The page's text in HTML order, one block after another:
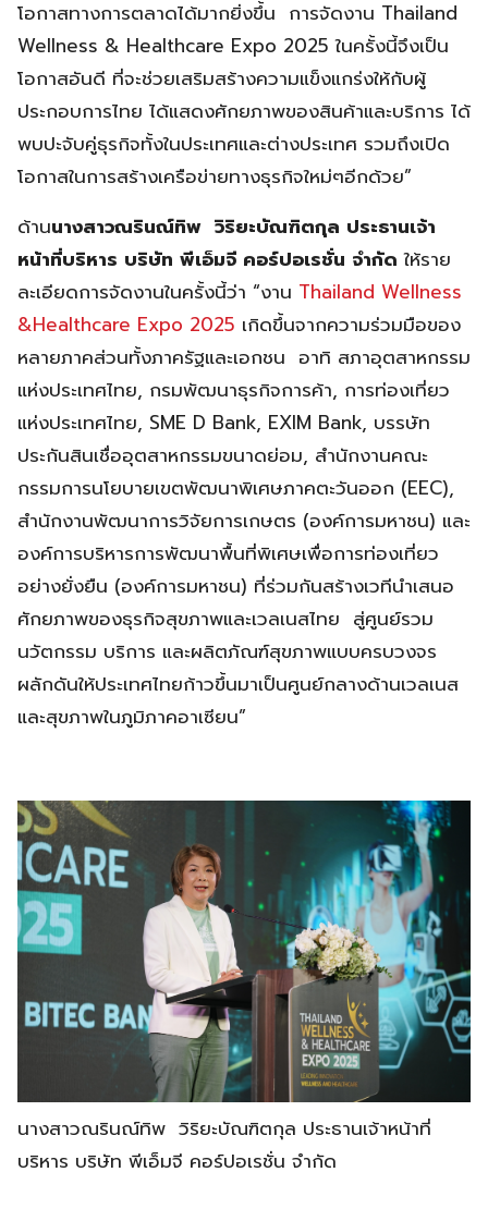
โอกาสทางการตลาดได้มากยิ่งขึ้น การจัดงาน Thailand
Wellness & Healthcare Expo 2025 ในครั้งนี้จึงเป็น
โอกาสอันดี ที่จะช่วยเสริมสร้างความแข็งแกร่งให้กับผู้
ประกอบการไทย ได้แสดงศักยภาพของสินค้าและบริการ ได้
พบปะจับคู่ธุรกิจทั้งในประเทศและต่างประเทศ รวมถึงเปิด
โอกาสในการสร้างเครือข่ายทางธุรกิจใหม่ๆอีกด้วย”
ด้านนางสาวณรินณ์ทิพ วิริยะบัณฑิตกุล ประธานเจ้า
หน้าที่บริหาร บริษัท พีเอ็มจี คอร์ปอเรชั่น จำกัด ให้ราย
ละเอียดการจัดงานในครั้งนี้ว่า “งาน Thailand Wellness
&Healthcare Expo 2025 เกิดขึ้นจากความร่วมมือของ
หลายภาคส่วนทั้งภาครัฐและเอกชน อาทิ สภาอุตสาหกรรม
แห่งประเทศไทย, กรมพัฒนาธุรกิจการค้า, การท่องเที่ยว
แห่งประเทศไทย, SME D Bank, EXIM Bank, บรรษัท
ประกันสินเชื่ออุตสาหกรรมขนาดย่อม, สำนักงานคณะ
กรรมการนโยบายเขตพัฒนาพิเศษภาคตะวันออก (EEC),
สำนักงานพัฒนาการวิจัยการเกษตร (องค์การมหาชน) และ
องค์การบริหารการพัฒนาพื้นที่พิเศษเพื่อการท่องเที่ยว
อย่างยั่งยืน (องค์การมหาชน) ที่ร่วมกันสร้างเวทีนำเสนอ
ศักยภาพของธุรกิจสุขภาพและเวลเนสไทย สู่ศูนย์รวม
นวัตกรรม บริการ และผลิตภัณฑ์สุขภาพแบบครบวงจร
ผลักดันให้ประเทศไทยก้าวขึ้นมาเป็นศูนย์กลางด้านเวลเนส
และสุขภาพในภูมิภาคอาเซียน”
นางสาวณรินณ์ทิพ วิริยะบัณฑิตกุล ประธานเจ้าหน้าที่
บริหาร บริษัท พีเอ็มจี คอร์ปอเรชั่น จำกัด